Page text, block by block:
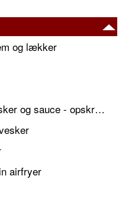
og lækker
Andesteg med æbler, svesker og sauce - opskrift også til jul
airfryer